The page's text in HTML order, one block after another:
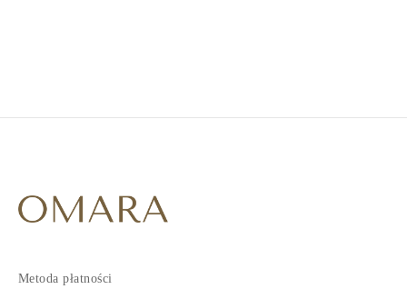
Metoda płatności